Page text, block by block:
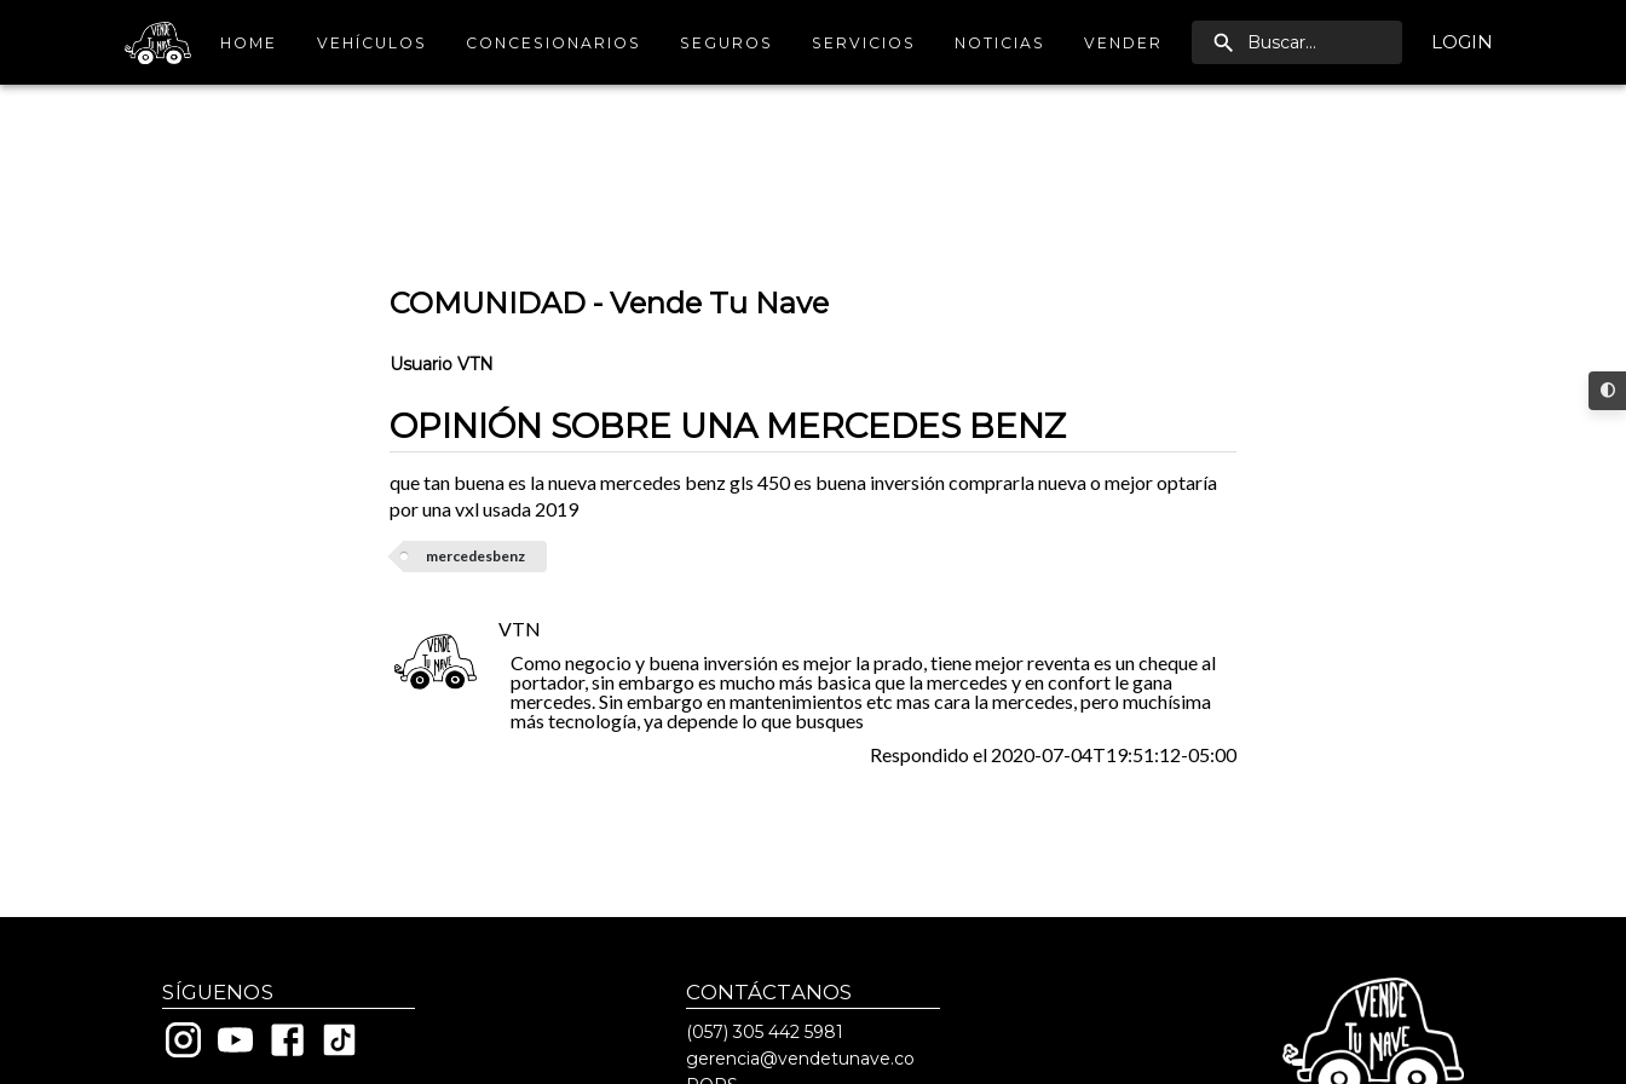
HOME VEHÍCULOS CONCESIONARIOS SEGUROS SERVICIOS NOTICIAS VENDER LOGIN
COMUNIDAD - Vende Tu Nave
Usuario VTN
OPINIÓN SOBRE UNA MERCEDES BENZ
que tan buena es la nueva mercedes benz gls 450 es buena inversión comprarla nueva o mejor optaría
por una vxl usada 2019
mercedesbenz
VTN
Como negocio y buena inversión es mejor la prado, tiene mejor reventa es un cheque al
portador, sin embargo es mucho más basica que la mercedes y en confort le gana
mercedes. Sin embargo en mantenimientos etc mas cara la mercedes, pero muchísima
más tecnología, ya depende lo que busques
Respondido el 2020-07-04T19:51:12-05:00
SÍGUENOS CONTÁCTANOS
(057)305 442 5981
gerencia@vendetunave.co